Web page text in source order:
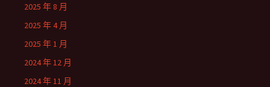
2025 年 8 月
2025 年 4 月
2025 年 1 月
2024 年 12 月
2024 年 11 月